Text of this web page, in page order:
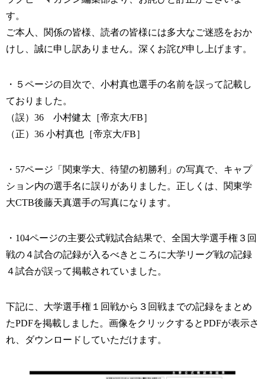
す。
ご本人、関係の皆様、読者の皆様には多大なご迷惑をおか
けし、誠に申し訳ありません。深くお詫び申し上げます。
・５ページの目次で、小村真也選手の名前を誤って記載し
ておりました。
（誤）36 小村健太［帝京大/FB］
（正）36 小村真也［帝京大/FB］
・57ページ「関東学大、待望の初勝利」の写真で、キャプ
ション内の選手名に誤りがありました。正しくは、関東学
大CTB後藤天真選手の写真になります。
・104ページの主要公式戦試合結果で、全国大学選手権３回
戦の４試合の記録が入るべきところに大学リーグ戦の記録
４試合が誤って掲載されていました。
下記に、大学選手権１回戦から３回戦までの記録をまとめ
たPDFを掲載しました。画像をクリックするとPDFが表示さ
れ、ダウンロードしていただけます。